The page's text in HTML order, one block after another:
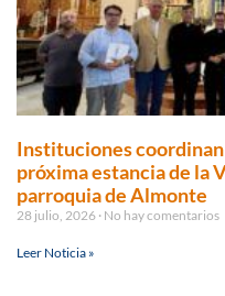
Instituciones
próxima estancia de la
parroquia de Almonte
28 julio, 2026 No hay comentarios
Leer Noticia »